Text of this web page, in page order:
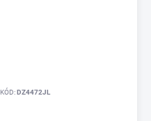
KÓD:DZ4472JL